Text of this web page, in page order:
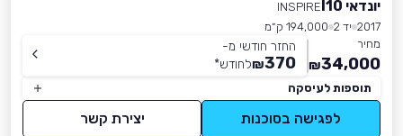
יונדאי I10
INSPIRE
2017 יד 2
194,000 ק״מ
מחיר
34,000
₪
החזר חודשי מ-
370
₪לחודש*
תוספות לעיסקה
לפגישה בסוכנות יצירת קשר